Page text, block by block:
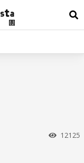
展
瀏覽次
12125